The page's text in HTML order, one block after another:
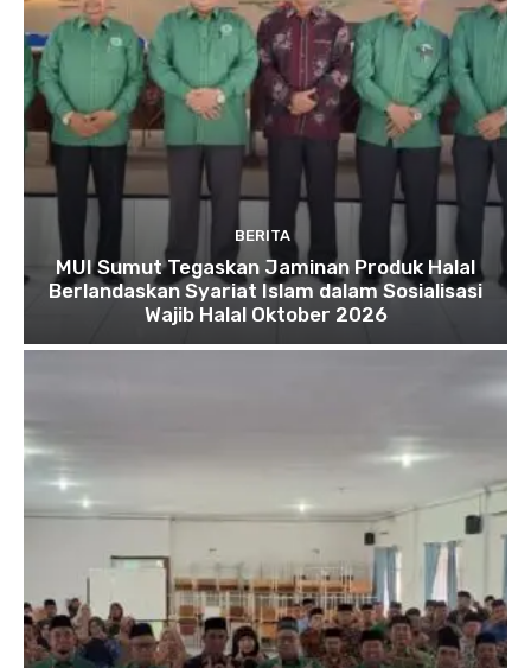
BERITA
MUI Sumut Tegaskan Jaminan Produk Halal
Berlandaskan Syariat Islam dalam Sosialisasi
Wajib Halal Oktober 2026